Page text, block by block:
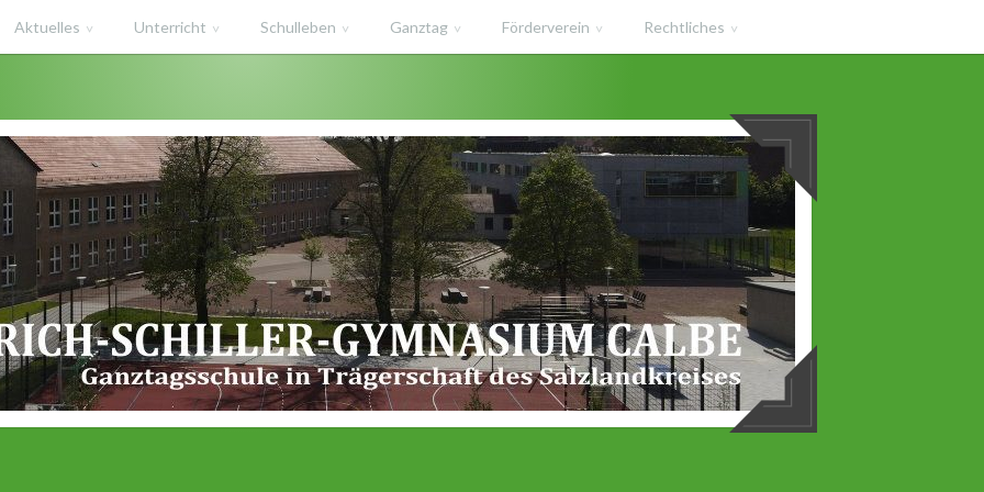
Aktuelles Unterricht Schulleben Ganztag Förderverein Rechtliches